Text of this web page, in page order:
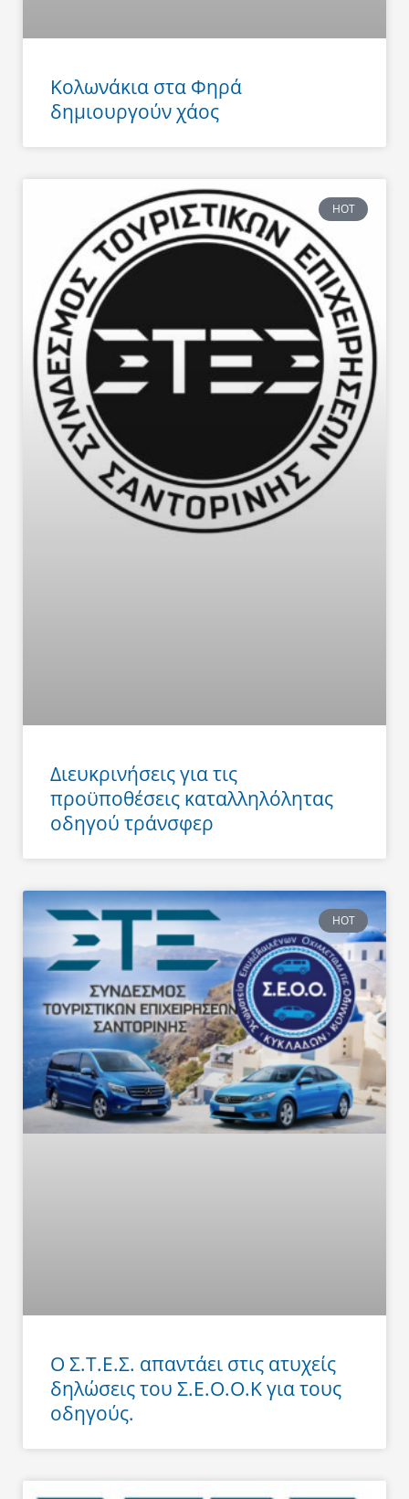
Κολωνάκια στα Φηρά
δημιουργούν χάος
HOT
Διευκρινήσεις για τις
προϋποθέσεις καταλληλόλητας
οδηγού τράνσφερ
HOT
Ο Σ.Τ.Ε.Σ. απαντάει στις ατυχείς
δηλώσεις του Σ.Ε.Ο.Ο.Κ για τους
οδηγούς.